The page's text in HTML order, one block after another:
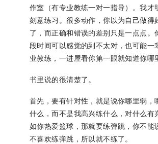
作室（有专业教练一对一指导）。我才
刻意练习。很多动作，你以为自己做得
了，而正确和错误的差别只是一点点。
段时间可以感觉的到不太对，也可能一
业教练，一进屋看你第一眼就知道你哪
书里说的很清楚了。
首先，要有针对性，就是说你哪里弱，
什么，而不是我高兴练什么，对什么有
如你热爱篮球，那就要练弹跳，你不能
不喜欢练弹跳，所以就不练了。